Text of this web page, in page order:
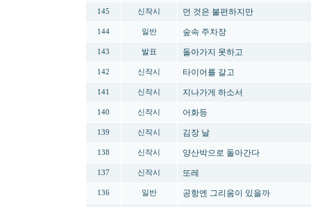
145 신작시 먼 것은 불편하지만
144 일반 숲속 주차장
143 발표 돌아가지 못하고
142 신작시 타이어를 갈고
141 신작시 지나가게 하소서
140 신작시 어화등
139 신작시 김장 날
138 신작시 양산박으로 돌아간다
137 신작시 또레
136 일반 공항엔 그리움이 있을까